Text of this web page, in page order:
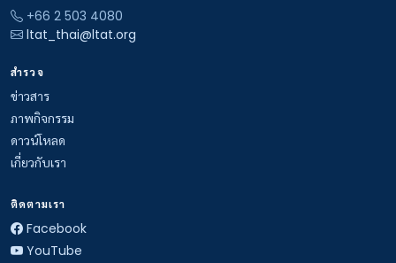
+66 2 503 4080
ltat_thai@ltat.org
สำรวจ
ข่าวสาร
ภาพกิจกรรม
ดาวน์โหลด
เกี่ยวกับเรา
ติดตามเรา
Facebook
YouTube